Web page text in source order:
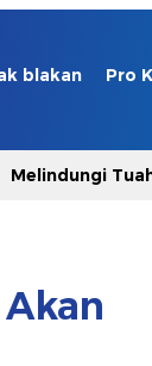
blakan Pro
Melindungi